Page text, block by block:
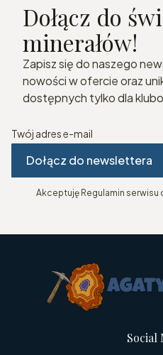
Dołącz do
minerałów!
Zapisz się do naszego
nowości w ofercie oraz
dostępnych tylko dla
Twój adres e-mail
Dołącz do newslettera
Akceptuję Regulamin serwisu
Social